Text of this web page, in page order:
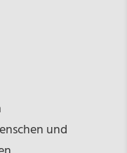
und